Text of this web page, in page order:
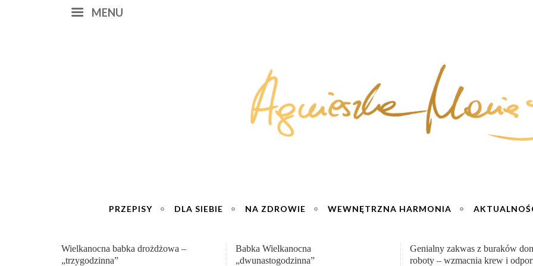
MENU
PRZEPISY DLA SIEBIE NA ZDROWIE WEWNĘTRZNA HARMONIA
Babka Wielkanocna
„dwunastogodzinna”
Genialny zakwas z buraków domowej
roboty – wzmacnia krew i odporność
„Przemiana” Podróż do siły i